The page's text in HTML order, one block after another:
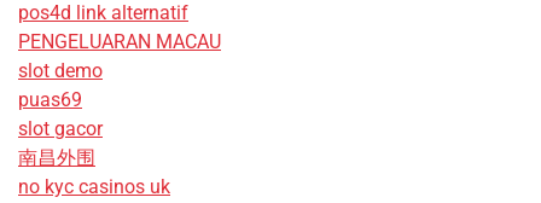
pos4d link alternatif
PENGELUARAN MACAU
slot demo
puas69
slot gacor
南昌外围
no kyc casinos uk